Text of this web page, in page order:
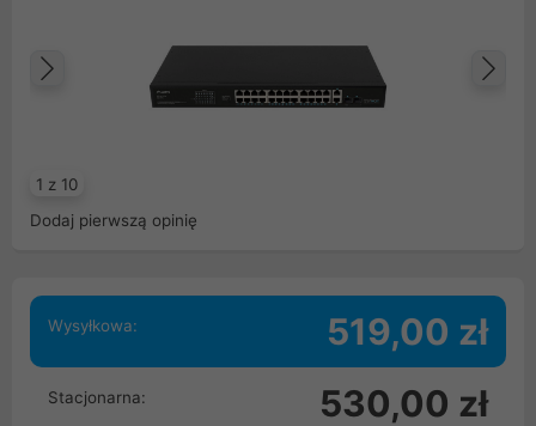
1 z 10
Poprzedni
Dodaj pierwszą opinię
Wysyłkowa: 519,00 zł
Stacjonarna: 530,00 zł